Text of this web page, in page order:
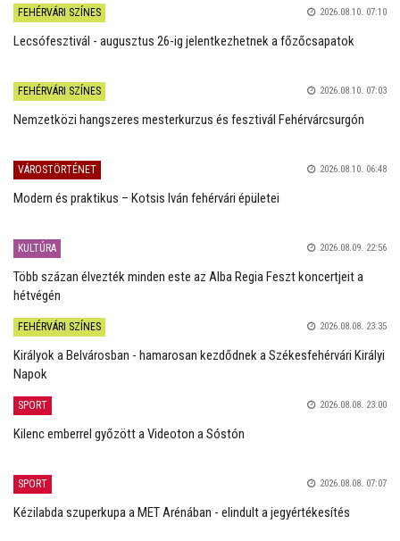
FEHÉRVÁRI SZÍNES 2026.08.10. 07:10
Lecsófesztivál - augusztus 26-ig jelentkezhetnek a főzőcsapatok
FEHÉRVÁRI SZÍNES 2026.08.10. 07:03
Nemzetközi hangszeres mesterkurzus és fesztivál Fehérvárcsurgón
VÁROSTÖRTÉNET 2026.08.10. 06:48
Modern és praktikus – Kotsis Iván fehérvári épületei
KULTÚRA 2026.08.09. 22:56
Több százan élvezték minden este az Alba Regia Feszt koncertjeit a
hétvégén
FEHÉRVÁRI SZÍNES 2026.08.08. 23:35
Királyok a Belvárosban - hamarosan kezdődnek a Székesfehérvári Királyi
Napok
SPORT 2026.08.08. 23:00
Kilenc emberrel győzött a Videoton a Sóstón
SPORT 2026.08.08. 07:07
Kézilabda szuperkupa a MET Arénában - elindult a jegyértékesítés